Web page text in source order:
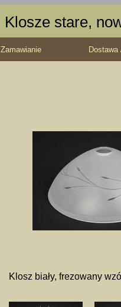
Klosze stare,
Zamawianie
Klosz biały, frezowany